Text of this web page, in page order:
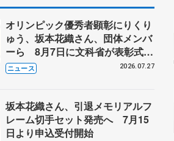
オリンピック優秀者顕彰にりくり
ゅう、坂本花織さん、団体メンバ
ーら 8月7日に文科省が表彰式、
ブルーノ・マルコット、中野園子
らコーチも
ニュース 2026.07.27
坂本花織さん、引退メモリアルフ
レーム切手セット発売へ 7月15
日より申込受付開始